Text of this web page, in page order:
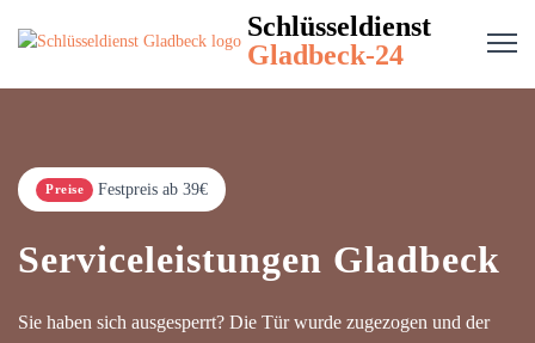
Schlüsseldienst
Gladbeck-24
Preise Festpreis ab 39€
Serviceleistungen Gladbeck
Sie haben sich ausgesperrt? Die Tür wurde zugezogen und der